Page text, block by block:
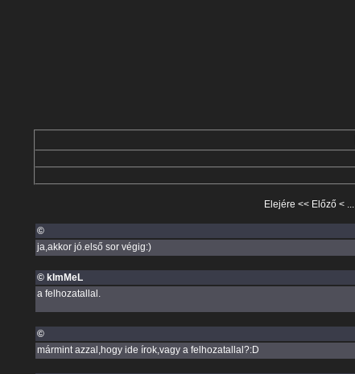
Elejére << Előző< ...
©
ja,akkor jó.első sor végig:)
© kImMeL
a felhozatallal.
©
mármint azzal,hogy ide írok,vagy a felhozatallal?:D